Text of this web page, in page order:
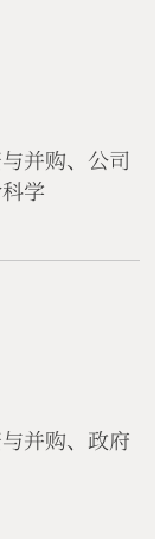
并购、公司
学
并购、政府